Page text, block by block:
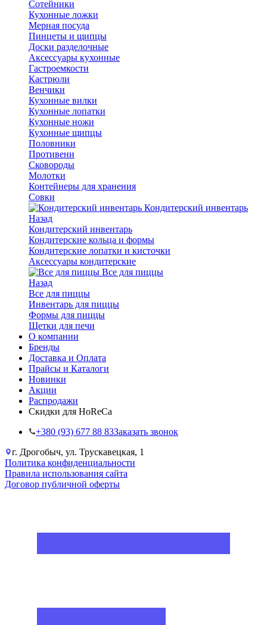
Сотейники
Кухонные ложки
Мерная посуда
Пинцеты и щипцы
Доски разделочные
Аксессуары кухонные
Гастроемкости
Кастрюли
Венчики
Кухонные вилки
Кухонные лопатки
Кухонные ножи
Кухонные щипцы
Половники
Противени
Сковороды
Молотки
Контейнеры для хранения
Совки
Кондитерский инвентарь
Назад
Кондитерский инвентарь
Кондитерские кольца и формы
Кондитерские лопатки и кисточки
Аксессуары кондитерские
Все для пиццы
Назад
Все для пиццы
Инвентарь для пиццы
Формы для пиццы
Щетки для печи
О компании
Бренды
Доставка и Оплата
Прайсы и Каталоги
Новинки
Акции
Распродажи
Скидки для HoReCa
+38‎0 (93) 677 88 83Заказать звонок
г. Дрогобыч, ул. Трускавецкая, 1
Политика конфиденциальности
Правила использования сайта
Договор публичной оферты